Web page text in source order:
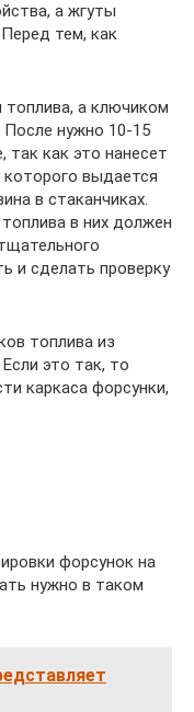
а жгуты
тем, как
а ключиком
нужно 10-15
так как это нанесет
выдается
в стаканчиках.
в них должен
и сделать проверку
топлива из
это так, то
каркаса форсунки,
форсунок на
нужно в таком